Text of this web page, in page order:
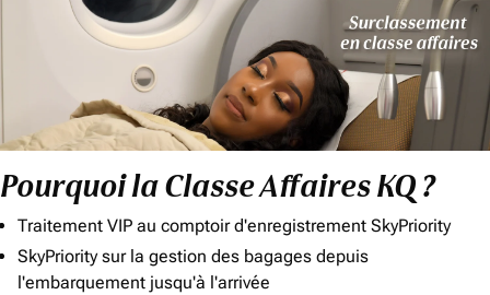
Pourquoi la Classe Affaires KQ ?
Traitement VIP au comptoir d'enregistrement SkyPriority
SkyPriority sur la gestion des bagages depuis
l'embarquement jusqu'à l'arrivée